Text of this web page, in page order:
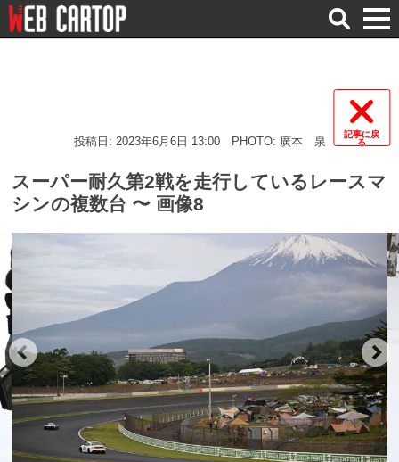
検
索
記事に戻
る
投稿日: 2023年6月6日 13:00 PHOTO: 廣本 泉
スーパー耐久第2戦を走行しているレースマ
シンの複数台 〜 画像8